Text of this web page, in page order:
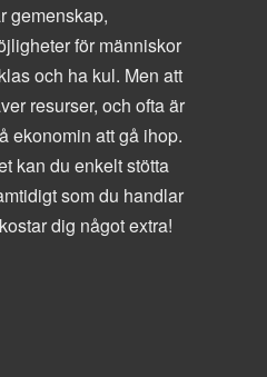
gemenskap,
för människor
och ha kul. Men att
resurser, och ofta är
ekonomin att gå ihop.
kan du enkelt stötta
som du handlar
dig något extra!